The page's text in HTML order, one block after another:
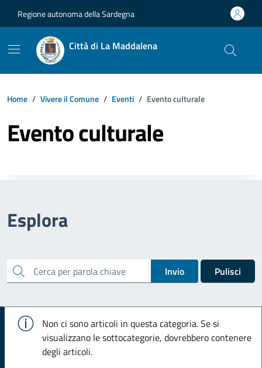
Regione autonoma della Sardegna
Città di La Maddalena
Home Vivere il Comune Eventi Evento culturale
Evento culturale
Esplora
cerca Invio Pulisci
Info
Non ci sono articoli in questa categoria. Se si
visualizzano le sottocategorie, dovrebbero contenere
degli articoli.